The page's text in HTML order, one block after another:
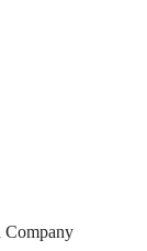
Company